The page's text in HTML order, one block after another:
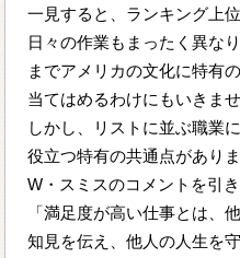
一見すると、ランキング上
日々の作業もまったく異な
までアメリカの文化に特有
当てはめるわけにもいきませ
しかし、リストに並ぶ職業
役立つ特有の共通点があり
W・スミスのコメントを引き
「満足度が高い仕事とは、
知見を伝え、他人の人生を